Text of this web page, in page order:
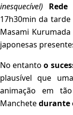
inesquecível)
17h30min da
Masami
japonesas
No entantoo
plausível que
animação em
Manchetedurante